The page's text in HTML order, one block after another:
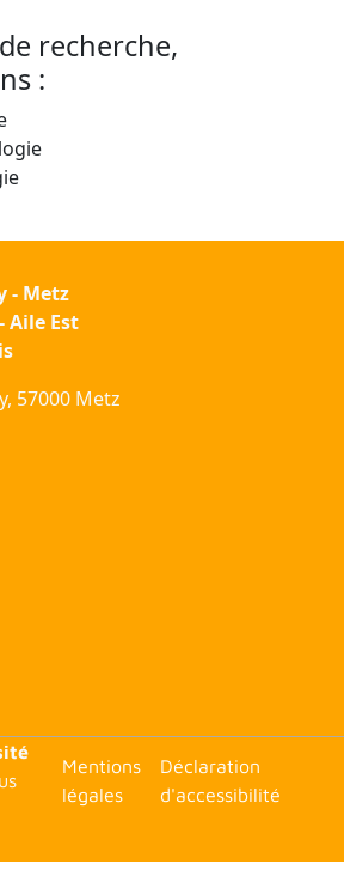
recherche,
:
- Metz
Aile Est
57000 Metz
<none>
Mentions
légales
Déclaration
d'accessibilité